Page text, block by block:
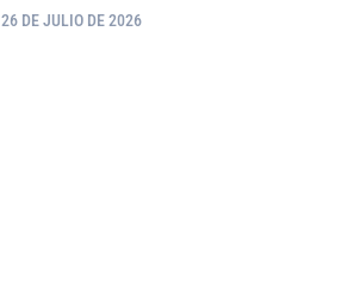
26 DE JULIO DE 2026